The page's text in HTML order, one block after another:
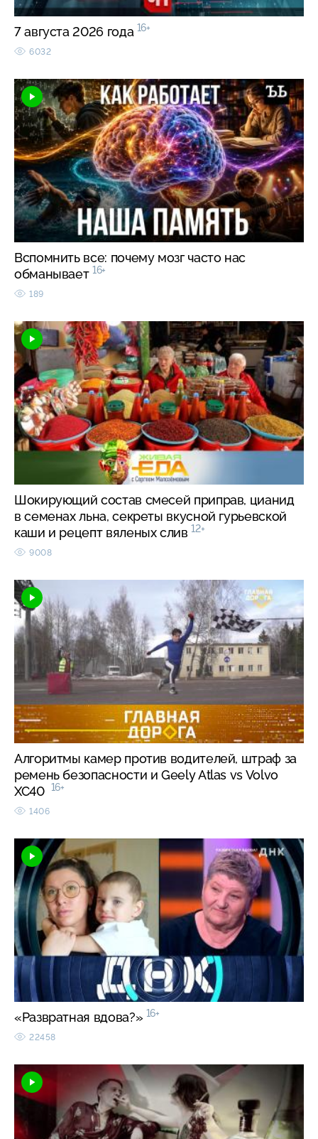
7 августа 2026 года 16+
6032
Вспомнить все: почему мозг часто нас
обманывает 16+
189
Шокирующий состав смесей приправ, цианид
в семенах льна, секреты вкусной гурьевской
каши и рецепт вяленых слив 12+
9008
Алгоритмы камер против водителей, штраф за
ремень безопасности и Geely Atlas vs Volvo
XC40 16+
1406
«Развратная вдова?» 16+
22458